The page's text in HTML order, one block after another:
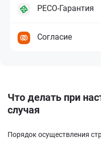
РЕСО-Гарантия
Согласие
Что делать при
случая
Порядок осуществления